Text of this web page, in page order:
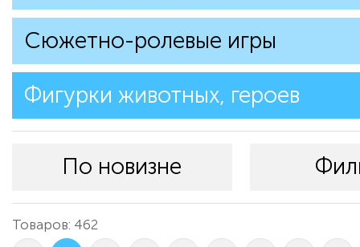
Сюжетно-ролевые игры
Фигурки животных, героев
По новизне
Товаров: 462